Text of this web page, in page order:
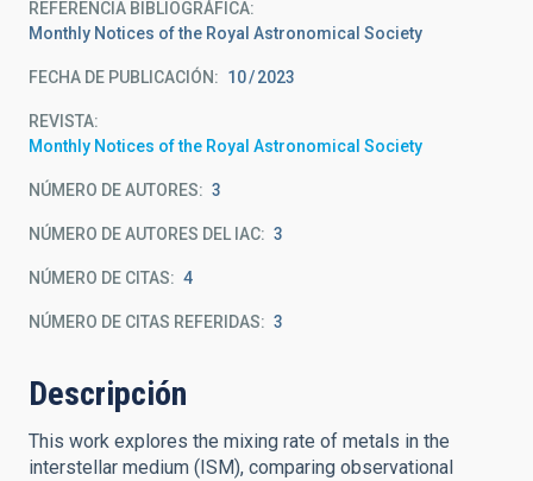
REFERENCIA BIBLIOGRÁFICA
Monthly Notices of the Royal Astronomical Society
FECHA DE PUBLICACIÓN: 10 2023
REVISTA
Monthly Notices of the Royal Astronomical Society
NÚMERO DE AUTORES 3
NÚMERO DE AUTORES DEL IAC 3
NÚMERO DE CITAS 4
NÚMERO DE CITAS REFERIDAS 3
Descripción
This work explores the mixing rate of metals in the
interstellar medium (ISM), comparing observational